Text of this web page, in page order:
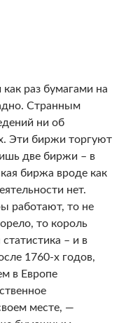
раз бумагами на
Странным
ни об
Эти биржи торгуют
две биржи – в
биржа вроде как
нет.
работают, то не
то король
– и в
1760-х годов,
в Европе
месте, —